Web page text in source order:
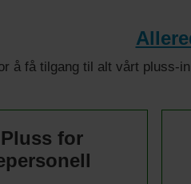
å få tilgang til alt vårt pluss-
for